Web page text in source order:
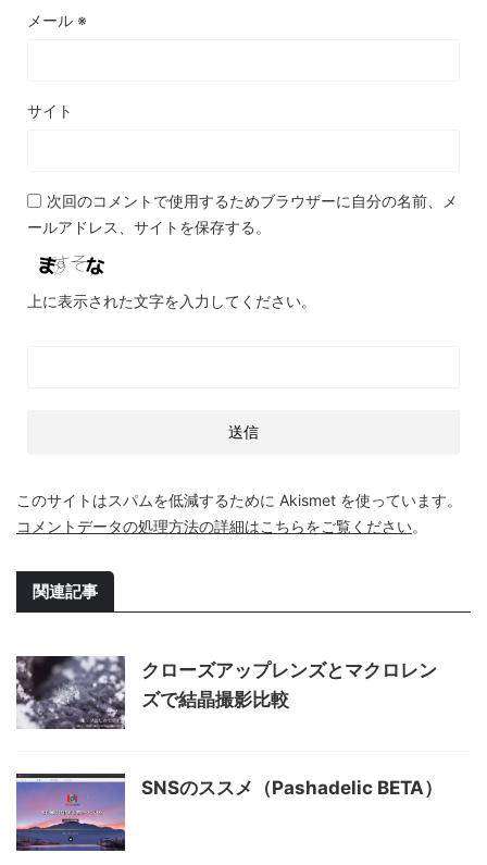
メール ※
サイト
次回のコメントで使用するためブラウザーに自分の名前、メ
ールアドレス、サイトを保存する。
上に表示された文字を入力してください。
このサイトはスパムを低減するために Akismet を使っています。
コメントデータの処理方法の詳細はこちらをご覧ください。
関連記事
クローズアップレンズとマクロレン
ズで結晶撮影比較
SNSのススメ（Pashadelic BETA）